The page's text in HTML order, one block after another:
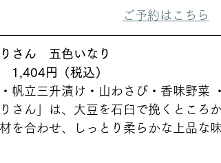
ご予約はこちら
さん　五色いなり
1,404円（税込）
帆立三升漬け・山わさび・香味野菜
りさん」は、大豆を石臼で挽くところ
を合わせ、しっとり柔らかな上品な